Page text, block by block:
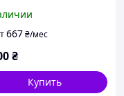
667₴/мес
₴
Купить